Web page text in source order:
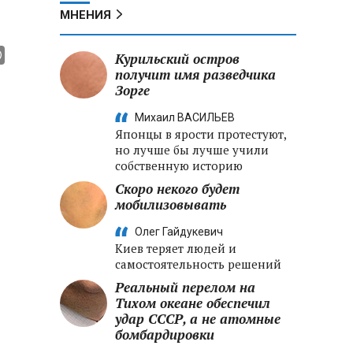
МНЕНИЯ
Курильский остров
получит имя разведчика
Зорге
Михаил ВАСИЛЬЕВ
Японцы в ярости протестуют,
но лучше бы лучше учили
собственную историю
Скоро некого будет
мобилизовывать
Олег Гайдукевич
Киев теряет людей и
самостоятельность решений
Реальный перелом на
Тихом океане обеспечил
удар СССР, а не атомные
бомбардировки